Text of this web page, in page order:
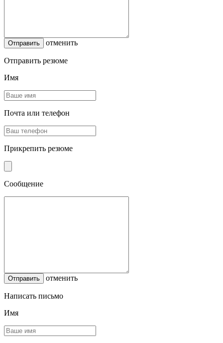
отменить
Отправить резюме
Имя
Почта или телефон
Прикрепить резюме
Сообщение
отменить
Написать письмо
Имя